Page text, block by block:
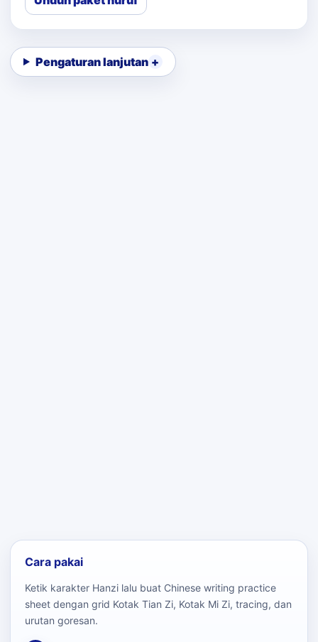
Pengaturan lanjutan
Cara pakai
Ketik karakter Hanzi lalu buat Chinese writing practice
sheet dengan grid Kotak Tian Zi, Kotak Mi Zi, tracing, dan
urutan goresan.